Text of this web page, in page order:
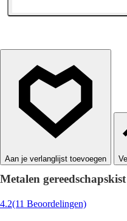
Metalen
4.2(11 Beoordelingen)